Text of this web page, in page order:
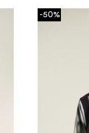
-50%